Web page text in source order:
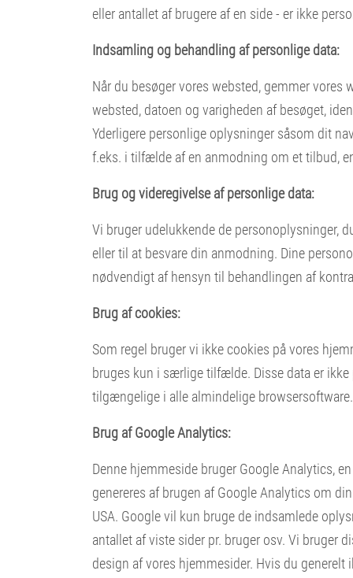
eller antallet af brugere af en side - er ikke
Indsamling og behandling af personlige data:
Når du besøger vores websted, gemmer vores
websted, datoen og varigheden af besøget,
Yderligere personlige oplysninger såsom dit
f.eks. i tilfælde af en anmodning om et tilbud,
Brug og videregivelse af personlige data:
Vi bruger udelukkende de personoplysninger,
eller til at besvare din anmodning. Dine
nødvendigt af hensyn til behandlingen af
Brug af cookies:
Som regel bruger vi ikke cookies på vores
bruges kun i særlige tilfælde. Disse data er
tilgængelige i alle almindelige browsersoftware.
Brug af Google Analytics:
Denne hjemmeside bruger Google Analytics,
genereres af brugen af ​​Google Analytics om
USA. Google vil kun bruge de indsamlede
antallet af viste sider pr. bruger osv. Vi bruger
design af vores hjemmesider. Hvis du generelt